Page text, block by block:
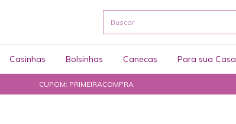
Casinhas Bolsinhas Canecas Para sua Casa
CUPOM: PRIMEIRACOMPRA